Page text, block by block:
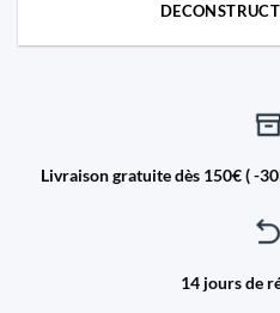
Livraison gratuite dès 150€ ( -
14 jours de